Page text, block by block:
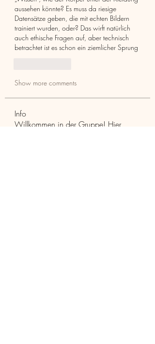
aussehen könnte? Es muss da riesige
Datensätze geben, die mit echten Bildern
trainiert wurden, oder? Das wirft natürlich
auch ethische Fragen auf, aber technisch
betrachtet ist es schon ein ziemlicher Sprung
Show more comments
Info
Willkommen in der Gruppe! Hier